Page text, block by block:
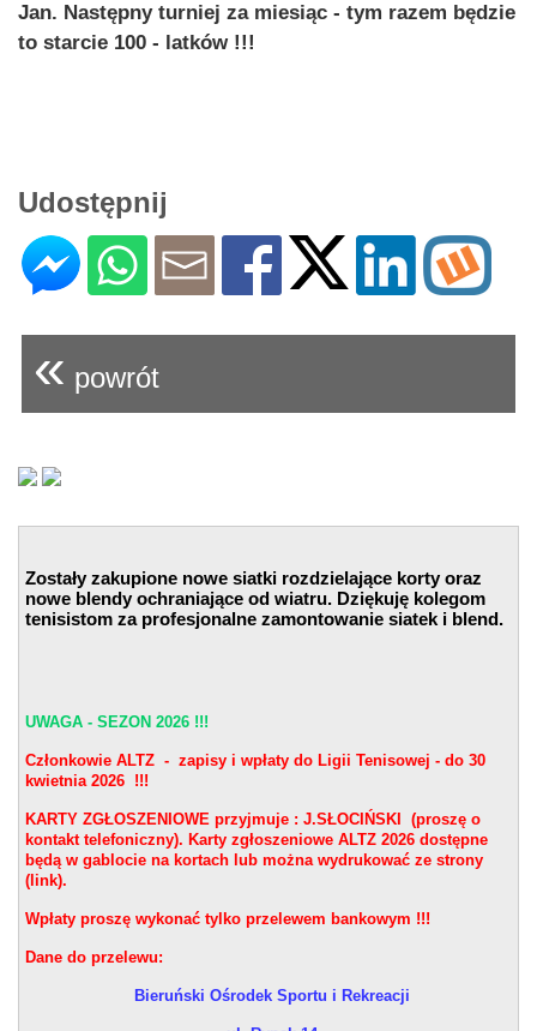
Jan. Następny turniej za miesiąc - tym razem będzie
to starcie 100 - latków !!!
Udostępnij
« powrót
Zostały zakupione nowe siatki rozdzielające korty oraz
nowe blendy ochraniające od wiatru. Dziękuję kolegom
tenisistom za profesjonalne zamontowanie siatek i blend.
UWAGA - SEZON 2026 !!!
Członkowie ALTZ - zapisy i wpłaty do Ligii Tenisowej - do 30
kwietnia 2026 !!!
KARTY ZGŁOSZENIOWE przyjmuje : J.SŁOCIŃSKI (proszę o
kontakt telefoniczny). Karty zgłoszeniowe ALTZ 2026 dostępne
będą w gablocie na kortach lub można wydrukować ze strony
(link).
Wpłaty proszę wykonać tylko przelewem bankowym !!!
Dane do przelewu:
Bieruński Ośrodek Sportu i Rekreacji